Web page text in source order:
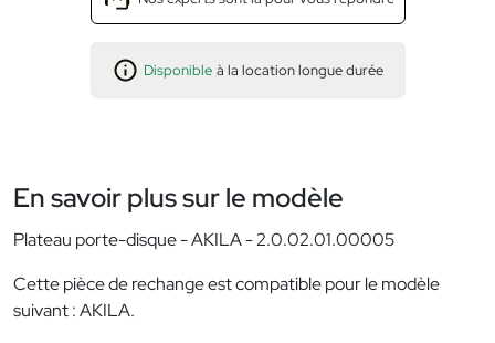
Disponible à la location longue durée
En savoir plus sur le modèle
Plateau porte-disque - AKILA - 2.0.02.01.00005
Cette pièce de rechange est compatible pour le modèle
suivant : AKILA.